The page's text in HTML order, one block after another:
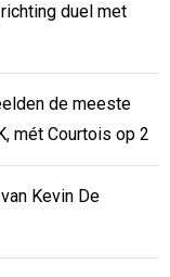
duel met
de meeste
mét Courtois op 2
Kevin De